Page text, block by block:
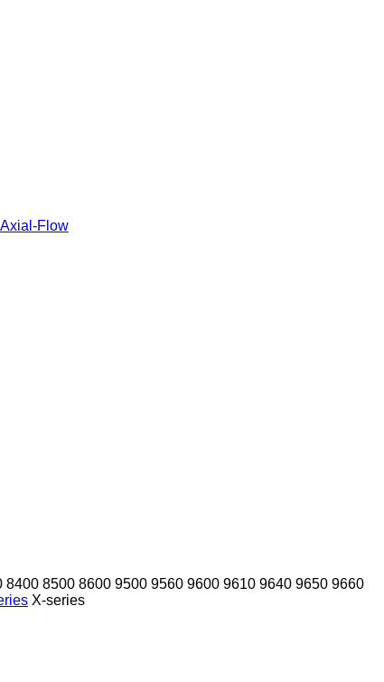
Axial-Flow
8400 8500 8600 9500 9560 9600 9610 9640 9650 9660
X-series